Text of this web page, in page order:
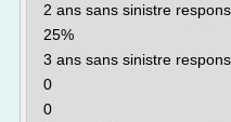
2 ans sans sinistre
25%
3 ans sans sinistre
0
0